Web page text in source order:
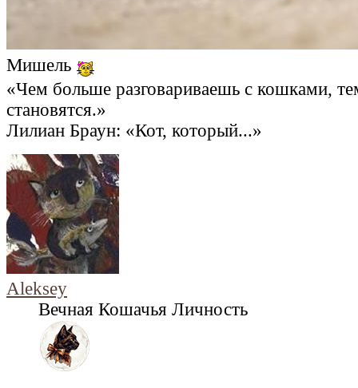
Мишель
«Чем больше разговариваешь с кошками,
становятся.»
Лилиан Браун: «Кот, который...»
Aleksey
Вечная Кошачья Личность